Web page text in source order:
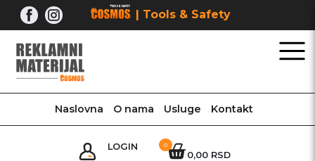
Skip
content
| Tools & Safety
Naslovna O nama Usluge Kontakt
LOGIN
0,00 RSD
0